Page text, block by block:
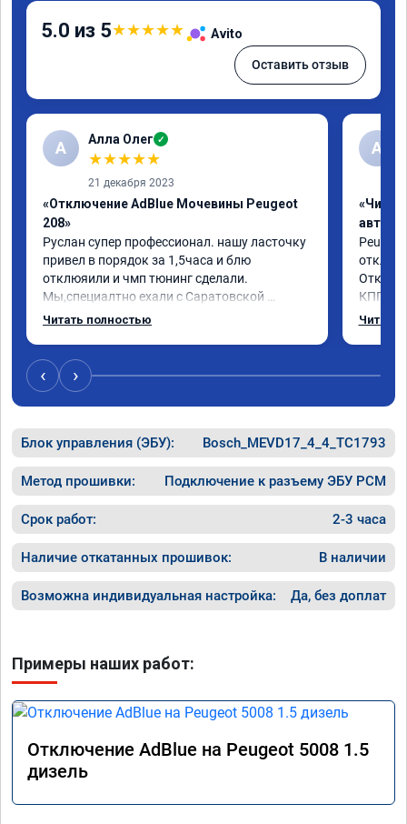
5.0 из 5★★★★★ Avito
Оставить отзыв
А Алла Олег ✓
★★★★★
21 декабря 2023
«Отключение AdBlue Мочевины Peugeot
208»
Руслан супер профессионал. нашу ласточку
привел в порядок за 1,5часа и блю
отклюяили и чмп тюнинг сделали.
Мы,специалтно ехали с Саратовской
области до Самары и не зря. Но у них есть и
,все быстро и качественно. Всем только
сюда.
Читать полностью
А
«Чип
Отклик
КПП,
Читать
‹ ›
Блок управления (ЭБУ): Bosch_MEVD17_4_4_TC1793
Метод прошивки: Подключение к разъему ЭБУ PCM
Срок работ: 2-3 часа
Наличие откатанных прошивок: В наличии
Возможна индивидуальная настройка: Да, без доплат
Примеры наших работ:
Отключение AdBlue на Peugeot 5008 1.5
дизель